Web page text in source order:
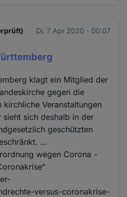
Di. 7 Apr 2020 - 00:07
klagt ein Mitglied der
gegen die
Veranstaltungen
sieht sich deshalb in der
geschützten
…
wegen Corona -
versus-coronakrise-